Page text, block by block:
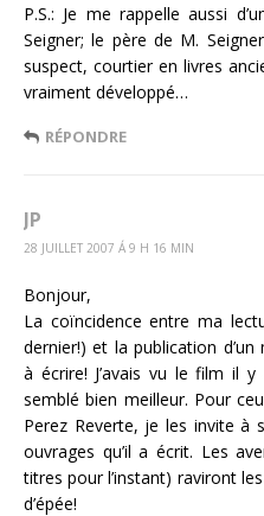
P.S.: Je me rappelle aussi
Seigner; le père de M.
suspect, courtier en livres
vraiment développé…
RÉPONDRE
JP
28 JUILLET 2007 Á 9 H 16 MIN
Bonjour,
La coïncidence entre ma
dernier!) et la publication d’un
à écrire! J’avais vu le film il
semblé bien meilleur. Pour
Perez Reverte, je les invite à
ouvrages qu’il a écrit. Les
titres pour l’instant) raviront
d’épée!